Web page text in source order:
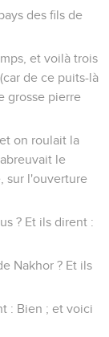
des fils de
et voilà trois
de ce puits-là
grosse pierre
on roulait la
le
sur l'ouverture
? Et ils dirent :
Nakhor ? Et ils
: Bien ; et voici